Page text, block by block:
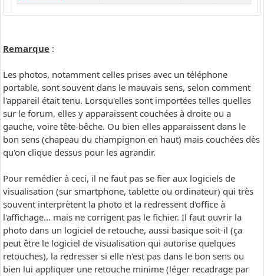
Remarque :
Les photos, notamment celles prises avec un téléphone
portable, sont souvent dans le mauvais sens, selon comment
l'appareil était tenu. Lorsqu'elles sont importées telles quelles
sur le forum, elles y apparaissent couchées à droite ou a
gauche, voire tête-bêche. Ou bien elles apparaissent dans le
bon sens (chapeau du champignon en haut) mais couchées dès
qu'on clique dessus pour les agrandir.
Pour remédier à ceci, il ne faut pas se fier aux logiciels de
visualisation (sur smartphone, tablette ou ordinateur) qui très
souvent interprètent la photo et la redressent d'office à
l'affichage... mais ne corrigent pas le fichier. Il faut ouvrir la
photo dans un logiciel de retouche, aussi basique soit-il (ça
peut être le logiciel de visualisation qui autorise quelques
retouches), la redresser si elle n'est pas dans le bon sens ou
bien lui appliquer une retouche minime (léger recadrage par